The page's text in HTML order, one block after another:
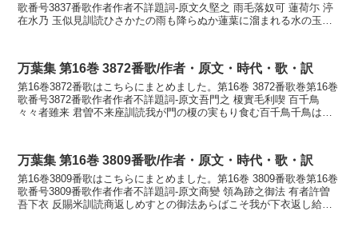
歌番号3837番歌作者作者不詳題詞-原文久堅之 雨毛落奴可 蓮荷尓 渟
在水乃 玉似見訓読ひさかたの雨も降らぬか蓮葉に溜まれる水の玉に
万葉集 第16巻 3872番歌/作者・原文・時代・歌・訳
第16巻3872番歌はこちらにまとめました。第16巻 3872番歌巻第16巻
歌番号3872番歌作者作者不詳題詞-原文吾門之 榎實毛利喫 百千鳥
々々者雖来 君曽不来座訓読我が門の榎の実もり食む百千鳥千鳥は来
万葉集 第16巻 3809番歌/作者・原文・時代・歌・訳
第16巻3809番歌はこちらにまとめました。第16巻 3809番歌巻第16巻
歌番号3809番歌作者作者不詳題詞-原文商變 領為跡之御法 有者許曽
吾下衣 反賜米訓読商返しめすとの御法あらばこそ我が下衣返し給は